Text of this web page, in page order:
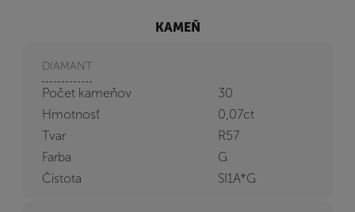
KAMEŇ
DIAMANT
Počet kameňov
30
Hmotnosť
0,07ct
Tvar
R57
Farba
G
Čistota
SI1A*G